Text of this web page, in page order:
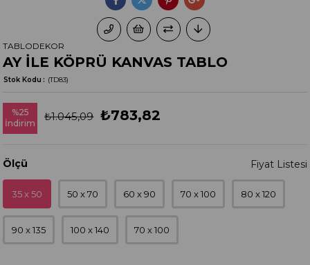
AY İLE KÖPRÜ KANVAS TABLO
(TD83)
Stok Kodu
TABLODEKOR
%25
İndirim
₺1.045,09 ₺783,82
Ölçü
35 x 50 50 x 70 60 x 90 70 x 100 80 x 120
90 x 135 100 x 140 70 x 100